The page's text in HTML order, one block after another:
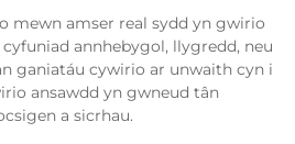
mewn amser real sydd yn gwirio
annhebygol, llygredd, neu
ganiatáu cywirio ar unwaith cyn i
ansawdd yn gwneud tân
a sicrhau.